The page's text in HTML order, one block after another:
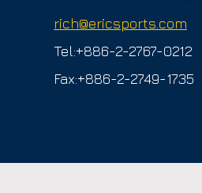
rich@ericsports.com
Tel:+886-2-2767-0212
Fax:+886-2-2749-1735